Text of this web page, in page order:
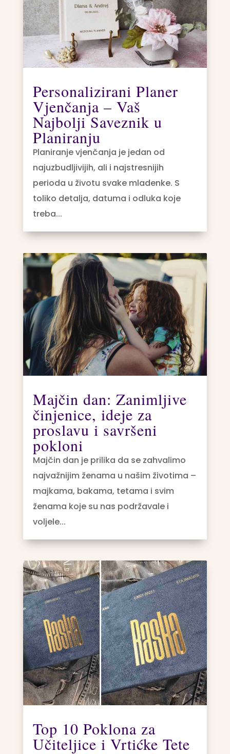
Personalizirani Planer
Vjenčanja – Vaš
Najbolji Saveznik u
Planiranju
Planiranje vjenčanja je jedan od
najuzbudljivijih, ali i najstresnijih
perioda u životu svake mladenke. S
toliko detalja, datuma i odluka koje
treba...
Majčin dan: Zanimljive
činjenice, ideje za
proslavu i savršeni
pokloni
Majčin dan je prilika da se zahvalimo
najvažnijim ženama u našim životima –
majkama, bakama, tetama i svim
ženama koje su nas podržavale i
voljele...
Top 10 Poklona za
Učiteljice i Vrtićke Tete